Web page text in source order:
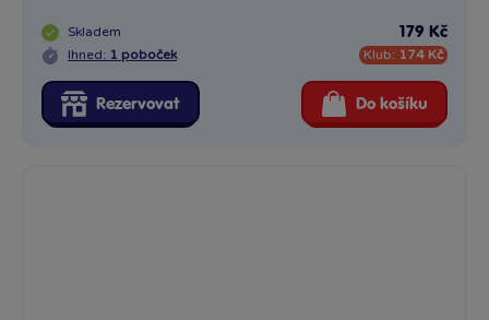
Skladem
Ihned: 1 poboček
179 Kč
Klub: 174 Kč
Rezervovat Do košíku